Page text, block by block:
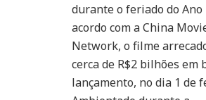
durante o feriado do
acordo com a China
Network, o filme
cerca de R$2 bilhões
lançamento, no dia 1 de